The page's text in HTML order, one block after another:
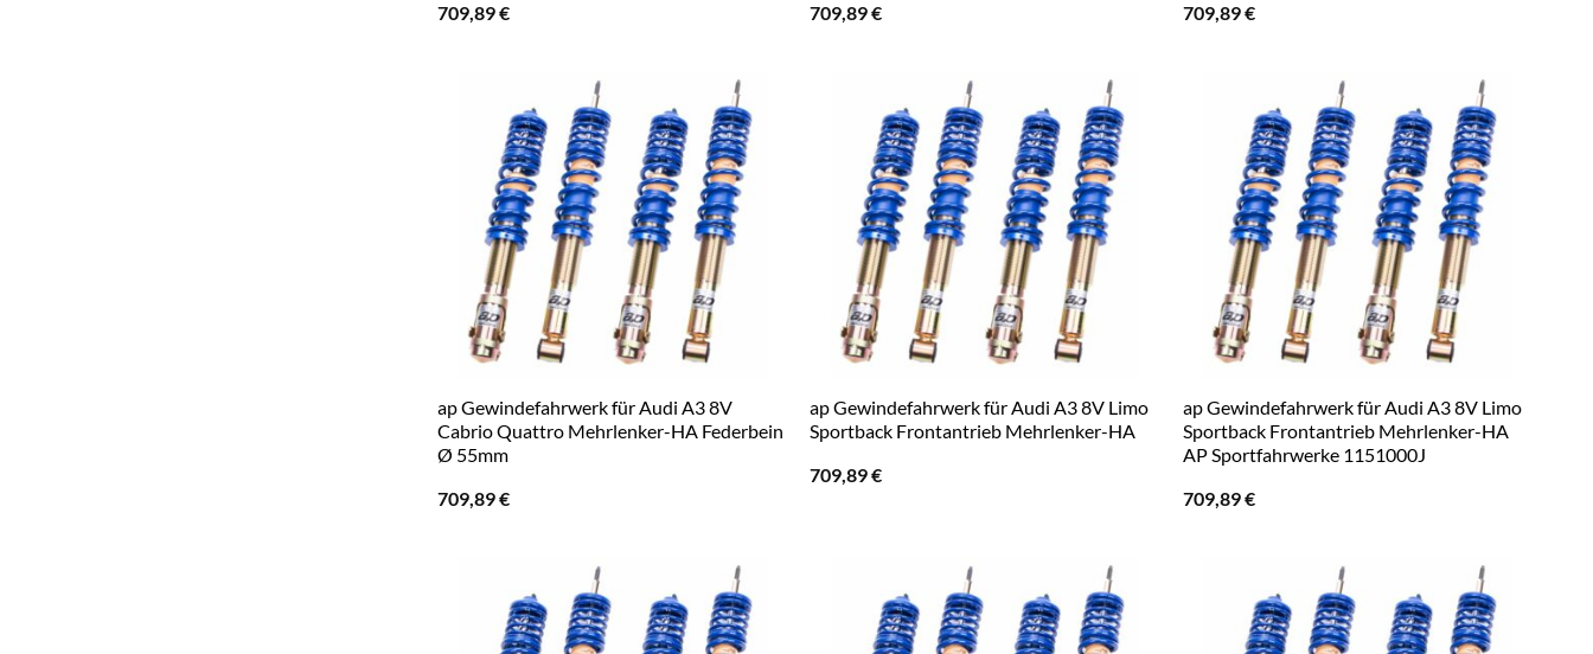
709,89€
709,89€
709,89€
ap Gewindefahrwerk für Audi A3 8V
Cabrio Quattro Mehrlenker-HA Federbein
Ø 55mm
709,89€
ap Gewindefahrwerk für Audi A3 8V Limo
Sportback Frontantrieb Mehrlenker-HA
709,89€
ap Gewindefahrwerk für Audi A3 8V Limo
Sportback Frontantrieb Mehrlenker-HA
AP Sportfahrwerke 1151000J
709,89€